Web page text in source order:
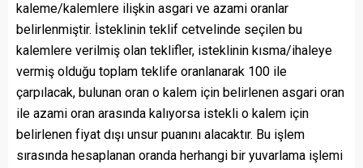
kaleme/kalemlere ilişkin asgari ve azami oranlar
belirlenmiştir. İsteklinin teklif cetvelinde seçilen bu
kalemlere verilmiş olan teklifler, isteklinin kısma/ihaleye
vermiş olduğu toplam teklife oranlanarak 100 ile
çarpılacak, bulunan oran o kalem için belirlenen asgari oran
ile azami oran arasında kalıyorsa istekli o kalem için
belirlenen fiyat dışı unsur puanını alacaktır. Bu işlem
sırasında hesaplanan oranda herhangi bir yuvarlama işlemi